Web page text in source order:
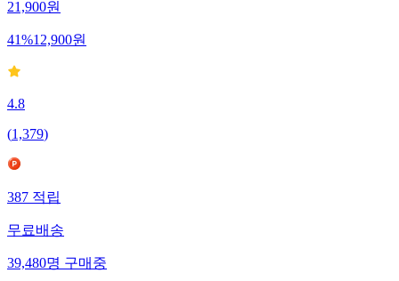
21,900원
41%12,900원
4.8
(1,379)
387적립
무료배송
39,480명구매중